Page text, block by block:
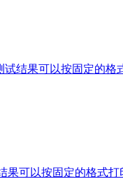
结果可以按固定的格
果可以按固定的格式